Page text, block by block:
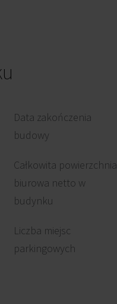
Data zakończenia
budowy
Całkowita powierzchnia
biurowa netto w
budynku
Liczba miejsc
parkingowych